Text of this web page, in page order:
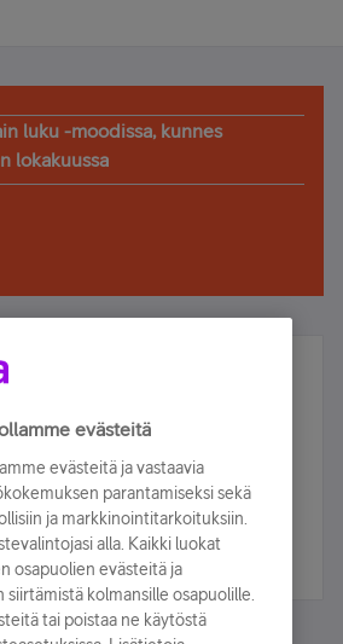
luku -moodissa, kunnes
lokakuussa
osallistu ja voita!
ja olet mukana arvonnassa.
evästeitä
evästeitä ja vastaavia
parantamiseksi sekä
ja markkinointitarkoituksiin.
alla. Kaikki luokat
osapuolien evästeitä ja
kolmansille osapuolille.
tai poistaa ne käytöstä